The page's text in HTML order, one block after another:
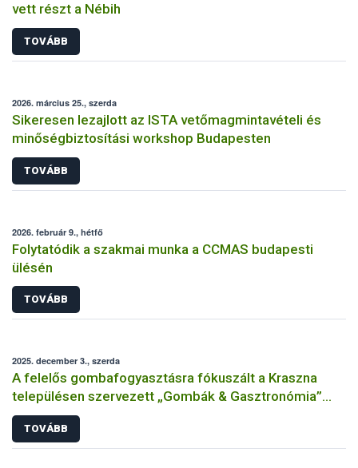
vett részt a Nébih
TOVÁBB
2026. március 25., szerda
Sikeresen lezajlott az ISTA vetőmagmintavételi és
minőségbiztosítási workshop Budapesten
TOVÁBB
2026. február 9., hétfő
Folytatódik a szakmai munka a CCMAS budapesti
ülésén
TOVÁBB
2025. december 3., szerda
A felelős gombafogyasztásra fókuszált a Kraszna
településen szervezett „Gombák & Gasztronómia”
rendezvény
TOVÁBB